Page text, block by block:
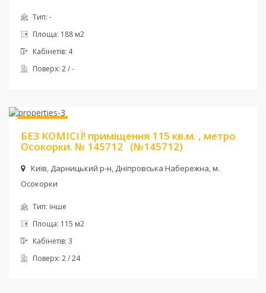
Тип: -
Площа: 188 м2
Кабінетів: 4
Поверх: 2 / -
БЕЗ КОМІСІЇ! приміщення 115 кв.м. , метро
Осокорки. № 145712 (№145712)
Київ, Дарницький р-н, Дніпровська Набережна, м.
Осокорки
Тип: інше
Площа: 115 м2
Кабінетів: 3
Поверх: 2 / 24